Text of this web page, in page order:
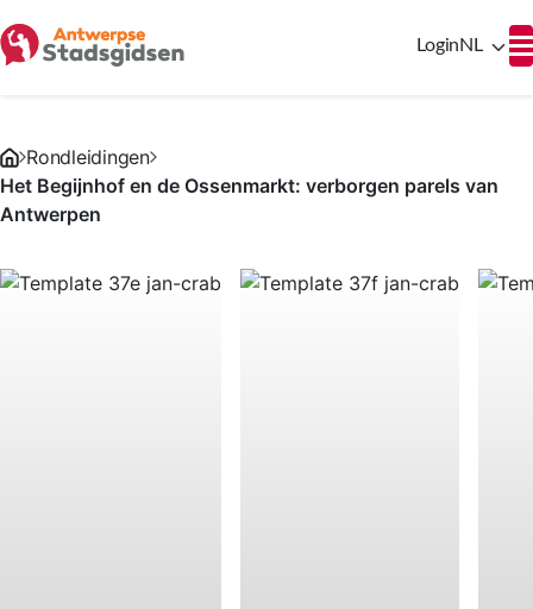
LoginNL
Rondleidingen
Het Begijnhof en de Ossenmarkt: verborgen parels van
Antwerpen